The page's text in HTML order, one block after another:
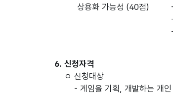
상용화 가능성 (40점)
-
-
-
6. 신청자격
ㅇ 신청대상
- 게임을 기획, 개발하는 개인